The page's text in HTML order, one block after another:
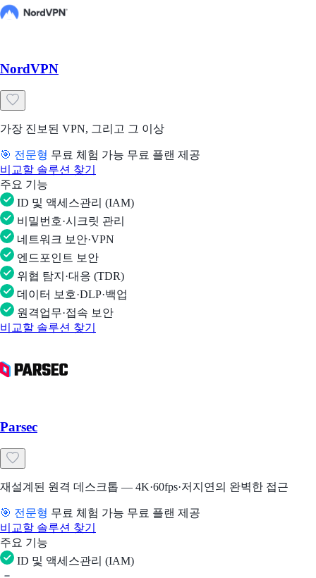
NordVPN
가장 진보된 VPN, 그리고 그 이상
🎯 전문형 무료 체험 가능 무료 플랜 제공
비교할 솔루션 찾기
주요 기능
ID 및 액세스관리 (IAM)
비밀번호·시크릿 관리
네트워크 보안·VPN
엔드포인트 보안
위협 탐지·대응 (TDR)
데이터 보호·DLP·백업
원격업무·접속 보안
비교할 솔루션 찾기
Parsec
재설계된 원격 데스크톱 — 4K·60fps·저지연의 완벽한 접근
🎯 전문형 무료 체험 가능 무료 플랜 제공
비교할 솔루션 찾기
주요 기능
ID 및 액세스관리 (IAM)